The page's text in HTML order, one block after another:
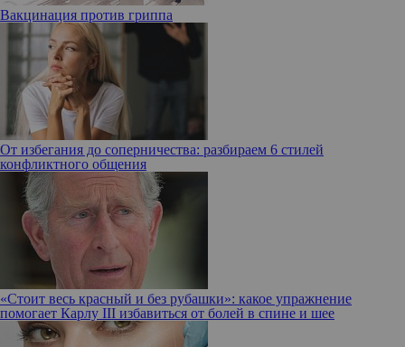
Вакцинация против гриппа
От избегания до соперничества: разбираем 6 стилей
конфликтного общения
«Стоит весь красный и без рубашки»: какое упражнение
помогает Карлу III избавиться от болей в спине и шее